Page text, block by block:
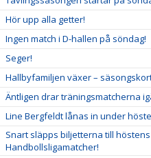
Hör upp alla getter!
Ingen match i D-hallen på söndag!
Seger!
Hallbyfamiljen växer –
Äntligen drar träningsmatcherna
Line Bergfeldt lånas in under
Snart släpps biljetterna till höstens
Handbollsligamatcher!